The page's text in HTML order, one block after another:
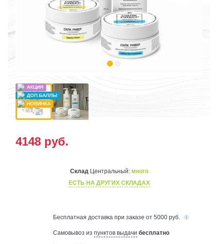
4148 руб.
Склад Центральный: много
ЕСТЬ НА ДРУГИХ СКЛАДАХ
Бесплатная доставка при заказе от 5000 руб.
Самовывоз из пунктов выдачи бесплатно